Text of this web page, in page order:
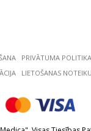
РRIVĀTUMA POLITIKA
LIETOŠANAS